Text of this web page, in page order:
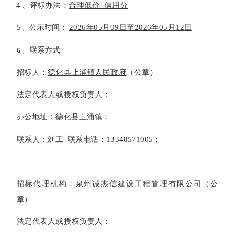
4 评标办法 ：合理低价+信用分
5 、公示时间： 2026年05月 09 日至2026年05 月 12日
6 、联系方式
招标人： 德化县上涌镇人民政府 （公章）
法定代表人或授权负责人：
办公地址：德化县上涌镇 ；
联系人：刘 工 联系电话： 13348571005 ；
招标代理机构： 泉州诚杰信建设工程管理有限公司
（公
章）
法定代表人或授权负责人：